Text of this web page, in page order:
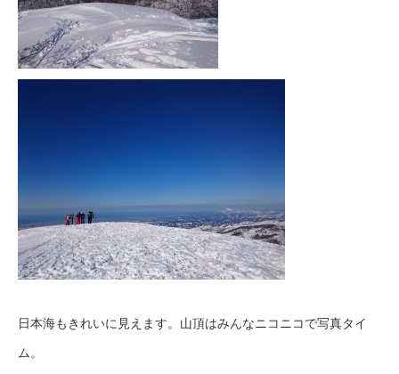
日本海もきれいに見えます。山頂はみんなニコニコで写真タイ
ム。